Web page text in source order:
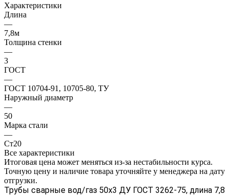
Характеристики
Длина
—
7,8м
Толщина стенки
—
3
ГОСТ
—
ГОСТ 10704-91, 10705-80, ТУ
Наружный диаметр
—
50
Марка стали
—
Ст20
Все характеристики
Итоговая цена может меняться из-за нестабильности курса.
Точную цену и наличие товара уточняйте у менеджера на дату
отгрузки.
Трубы сварные вод/газ 50х3 ДУ ГОСТ 3262-75, длина 7,8